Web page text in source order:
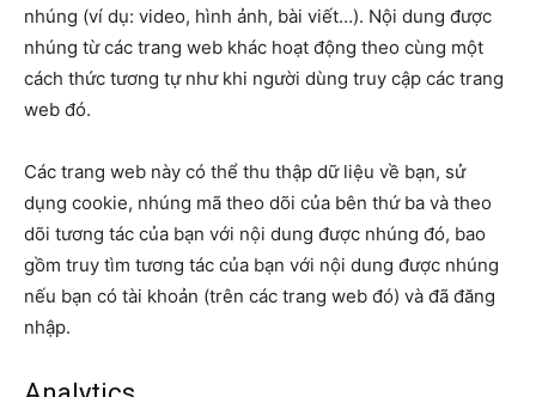
nhúng (ví dụ: video, hình ảnh, bài viết…). Nội dung được
nhúng từ các trang web khác hoạt động theo cùng một
cách thức tương tự như khi người dùng truy cập các trang
web đó.
Các trang web này có thể thu thập dữ liệu về bạn, sử
dụng cookie, nhúng mã theo dõi của bên thứ ba và theo
dõi tương tác của bạn với nội dung được nhúng đó, bao
gồm truy tìm tương tác của bạn với nội dung được nhúng
nếu bạn có tài khoản (trên các trang web đó) và đã đăng
nhập.